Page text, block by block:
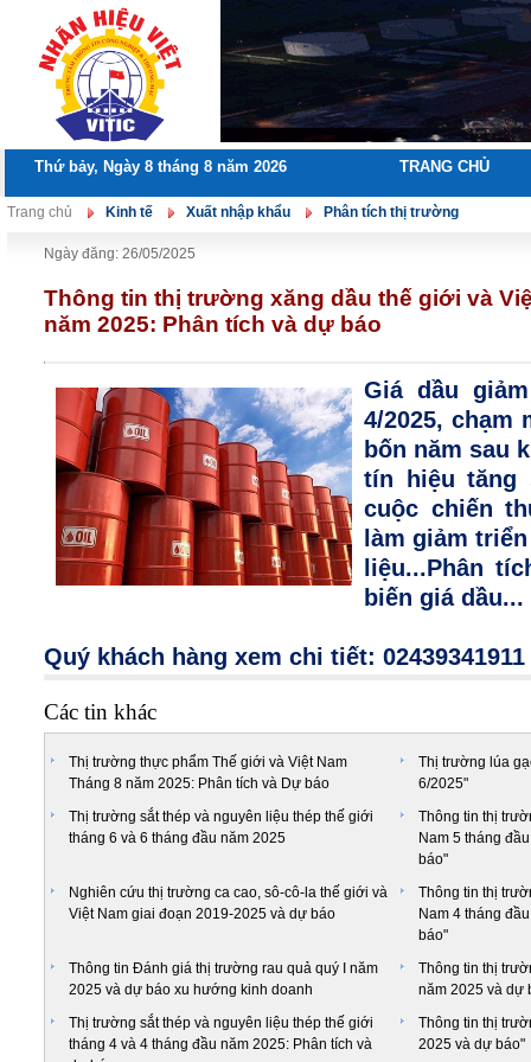
Thứ bảy, Ngày 8 tháng 8 năm 2026 TRANG CHỦ
Trang chủ Kinh tế Xuất nhập khẩu Phân tích thị trường
Ngày đăng: 26/05/2025
Thông tin thị trường xăng dầu thế giới và
năm 2025: Phân tích và dự báo
Giá dầu
4/2025, chạm
bốn năm sau
tín hiệu tăng
cuộc chiến
làm giảm
liệu...Phân
biến giá dầu...
Quý khách hàng xem chi tiết: 02439341911
Các tin khác
Thị trường thực phẩm Thế giới và Việt Nam
Tháng 8 năm 2025: Phân tích và Dự báo
Thị trường lúa
6/2025"
Thị trường sắt thép và nguyên liệu thép thế giới
tháng 6 và 6 tháng đầu năm 2025
Thông tin thị
Nam 5 tháng
báo"
Nghiên cứu thị trường ca cao, sô-cô-la thế giới và
Việt Nam giai đoạn 2019-2025 và dự báo
Thông tin thị
Nam 4 tháng
báo"
Thông tin Đánh giá thị trường rau quả quý I năm
2025 và dự báo xu hướng kinh doanh
Thông tin thị
năm 2025 và dự
Thị trường sắt thép và nguyên liệu thép thế giới
tháng 4 và 4 tháng đầu năm 2025: Phân tích và
Thông tin thị
2025 và dự báo"